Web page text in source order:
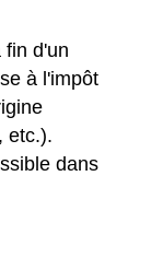
fin d'un
à l'impôt
etc.).
dans